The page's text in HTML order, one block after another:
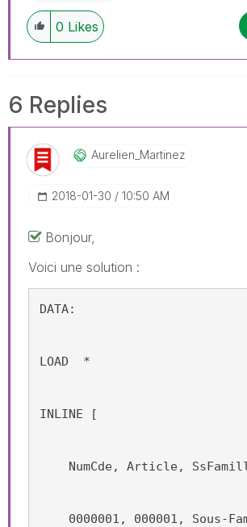
0 Likes
6 Replies
Aurelien_MartinEz
‎2018-01-30 10:50 AM
Bonjour,
Voici une solution :
DATA:
LOAD  *
INLINE [
NumCde, Article,
0000001, 000001, Sous-